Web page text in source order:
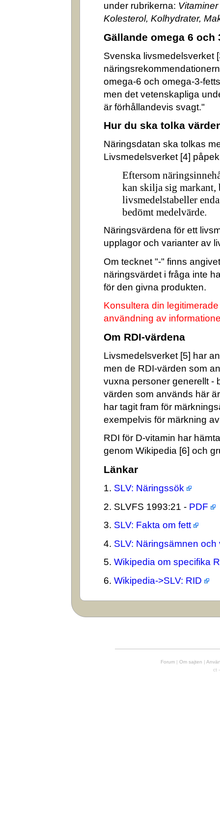
under rubrikerna:
Kolesterol, Kolhydrater,
Gällande omega 6 och
Svenska livsmedelsverket
omega-6 och omega-3-
men det vetenskapliga
är förhållandevis svagt."
Hur du ska tolka
Näringsdatan ska tolkas
Livsmedelsverket [4]
Eftersom
kan skilja sig markant,
livsmedelstabeller
bedömt medelvärde.
Näringsvärdena för ett
upplagor och varianter av
Om tecknet "-" finns
näringsvärdet i fråga inte
för den givna produkten.
Konsultera din
användning av
Om RDI-värdena
Livsmedelsverket [5] har
men de RDI-värden som
vuxna personer generellt -
värden som används här
har tagit fram för
exempelvis för märkning
RDI för D-vitamin har
genom Wikipedia [6] och
Länkar
1. SLV: Näringssök
2. SLVFS 1993:21 - PDF
3. SLV: Fakta om fett
4. SLV: Näringsämnen och
5. Wikipedia om specifika
6. Wikipedia->SLV: RID
Forum | Om sajten |
ct